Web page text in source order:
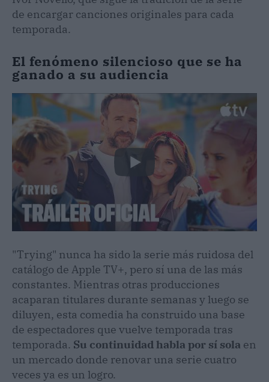
de encargar canciones originales para cada
temporada.
El fenómeno silencioso que se ha
ganado a su audiencia
"Trying" nunca ha sido la serie más ruidosa del
catálogo de Apple TV+, pero sí una de las más
constantes. Mientras otras producciones
acaparan titulares durante semanas y luego se
diluyen, esta comedia ha construido una base
de espectadores que vuelve temporada tras
temporada. Su continuidad habla por sí sola en
un mercado donde renovar una serie cuatro
veces ya es un logro.